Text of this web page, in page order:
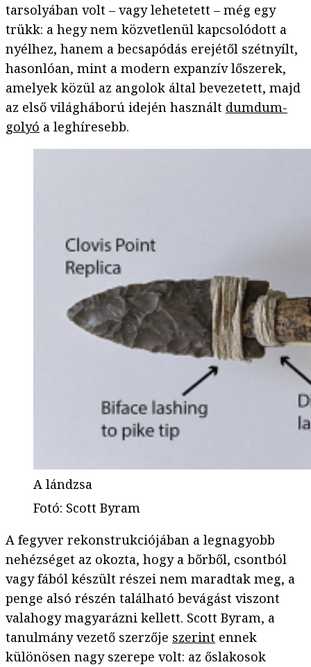
tarsolyában volt – vagy lehetetett – még egy
trükk: a hegy nem közvetlenül kapcsolódott a
nyélhez, hanem a becsapódás erejétől szétnyílt,
hasonlóan, mint a modern expanzív lőszerek,
amelyek közül az angolok által bevezetett, majd
az első világháború idején használt dumdum-
golyó a leghíresebb.
A lándzsa
Fotó: Scott Byram
A fegyver rekonstrukciójában a legnagyobb
nehézséget az okozta, hogy a bőrből, csontból
vagy fából készült részei nem maradtak meg, a
penge alsó részén található bevágást viszont
valahogy magyarázni kellett. Scott Byram, a
tanulmány vezető szerzője szerint ennek
különösen nagy szerepe volt: az őslakosok